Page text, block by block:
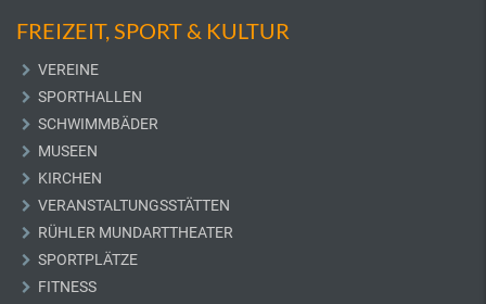
FREIZEIT, SPORT & KULTUR
VEREINE
SPORTHALLEN
SCHWIMMBÄDER
MUSEEN
KIRCHEN
VERANSTALTUNGSSTÄTTEN
RÜHLER MUNDARTTHEATER
SPORTPLÄTZE
FITNESS